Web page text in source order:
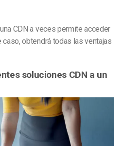
CDN a veces permite acceder
caso, obtendrá todas las ventajas
soluciones CDN a un